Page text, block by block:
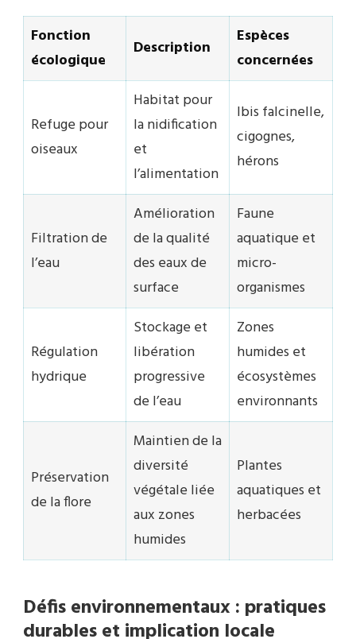
Fonction
écologique
Description
Espèces
concernées
Refuge pour
oiseaux
Habitat pour
la nidification
et
l’alimentation
Ibis falcinelle,
cigognes,
hérons
Filtration de
l’eau
Amélioration
de la qualité
des eaux de
surface
Faune
aquatique et
micro-
organismes
Régulation
hydrique
Stockage et
libération
progressive
de l’eau
Zones
humides et
écosystèmes
environnants
Préservation
de la flore
Maintien de la
diversité
végétale liée
aux zones
humides
Plantes
aquatiques et
herbacées
Défis environnementaux : pratiques
durables et implication locale